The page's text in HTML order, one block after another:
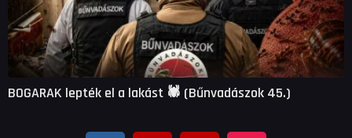
BOGARAK lepték el a lakást 🕷 (Bűnvadászok 45.)